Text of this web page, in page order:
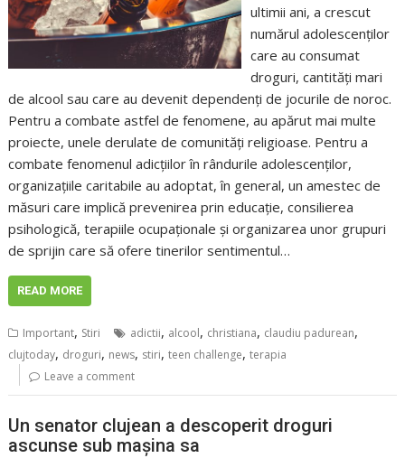
ultimii ani, a crescut
numărul adolescenților
care au consumat
droguri, cantități mari
de alcool sau care au devenit dependenți de jocurile de noroc.
Pentru a combate astfel de fenomene, au apărut mai multe
proiecte, unele derulate de comunități religioase. Pentru a
combate fenomenul adicțiilor în rândurile adolescenților,
organizațiile caritabile au adoptat, în general, un amestec de
măsuri care implică prevenirea prin educație, consilierea
psihologică, terapiile ocupaționale și organizarea unor grupuri
de sprijin care să ofere tinerilor sentimentul…
READ MORE
Important, Stiri adictii, alcool, christiana, claudiu padurean,
clujtoday, droguri, news, stiri,teen challenge,terapia
Leave a comment
Un senator clujean a descoperit droguri
ascunse sub mașina sa